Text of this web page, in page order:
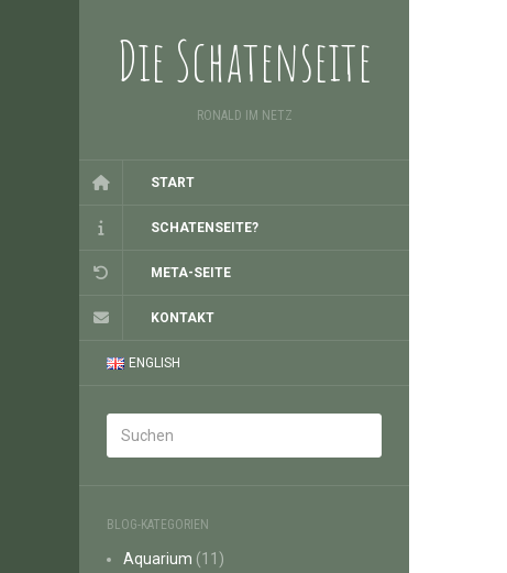
Die Schatenseite
RONALD IM NETZ
START
SCHATENSEITE?
META-SEITE
KONTAKT
ENGLISH
BLOG-KATEGORIEN
Aquarium (11)